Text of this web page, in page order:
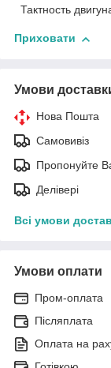
Тактность
Приховати
Умови
Нова Пошта
Самовивіз
Пропонуйте
Делівері
Всі умови
Умови оплати
Пром-оплата
Післяплата
Оплата на